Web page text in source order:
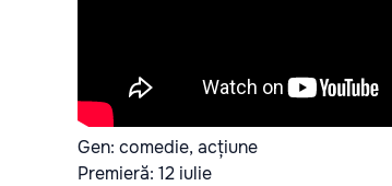
Gen: comedie, acțiune
Premieră: 12 iulie